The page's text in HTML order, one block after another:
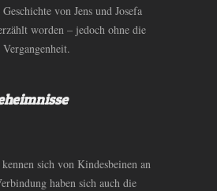
von Jens und Josefa
worden – jedoch ohne die
sich von Kindesbeinen an
haben sich auch die